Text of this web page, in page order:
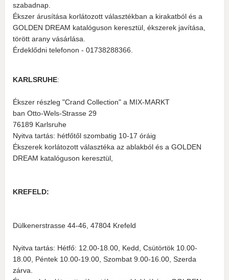
szabadnap.
Ékszer árusítása korlátozott választékban a kirakatból és a
GOLDEN DREAM katalóguson keresztül, ékszerek javítása,
törött arany vásárlása.
Érdeklődni telefonon - 01738288366.
KARLSRUHE:
Ékszer részleg "Crand Collection" a MIX-MARKT
ban Otto-Wels-Strasse 29
76189 Karlsruhe
Nyitva tartás: hétfőtől szombatig 10-17 óráig
Ékszerek korlátozott választéka az ablakból és a GOLDEN
DREAM katalóguson keresztül,
KREFELD:
Dülkenerstrasse 44-46, 47804 Krefeld
Nyitva tartás: Hétfő: 12.00-18.00, Kedd, Csütörtök 10.00-
18.00, Péntek 10.00-19.00, Szombat 9.00-16.00, Szerda
zárva.